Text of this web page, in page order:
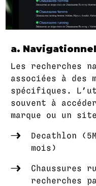
a.
Les recherches
associées à des
spécifiques.
souvent à
marque ou un
Decathlon
mois)
Chaussures
recherches